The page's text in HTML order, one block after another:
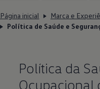
Página inicial Marca e
Política de Saúde e
Política da
Ocupacional